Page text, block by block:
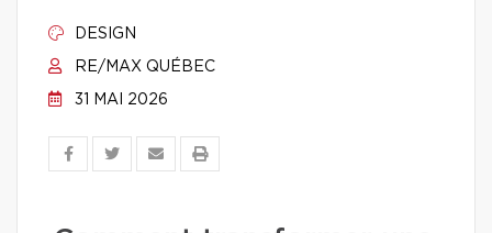
DESIGN
RE/MAX QUÉBEC
31 MAI 2026